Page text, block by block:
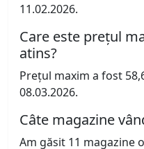
11.02.2026.
Care este prețul
atins?
Prețul maxim a fost
08.03.2026.
Câte magazine
Am găsit 11 magazine